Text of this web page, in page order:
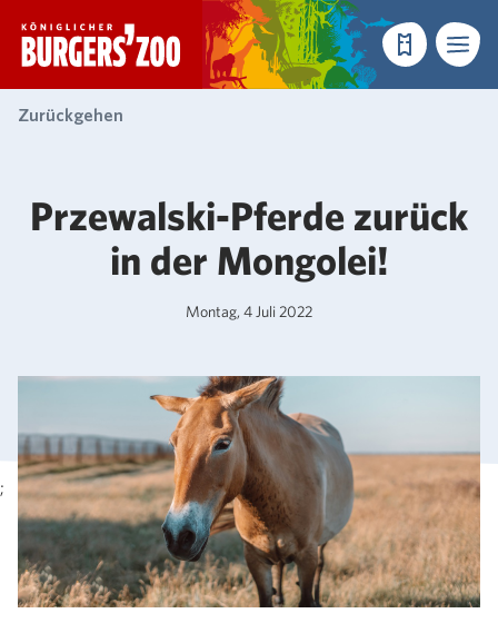
- Startseite
Reservieren
Menü
Zurückgehen
;
Przewalski-Pferde zurück
in der Mongolei!
Montag, 4 Juli 2022